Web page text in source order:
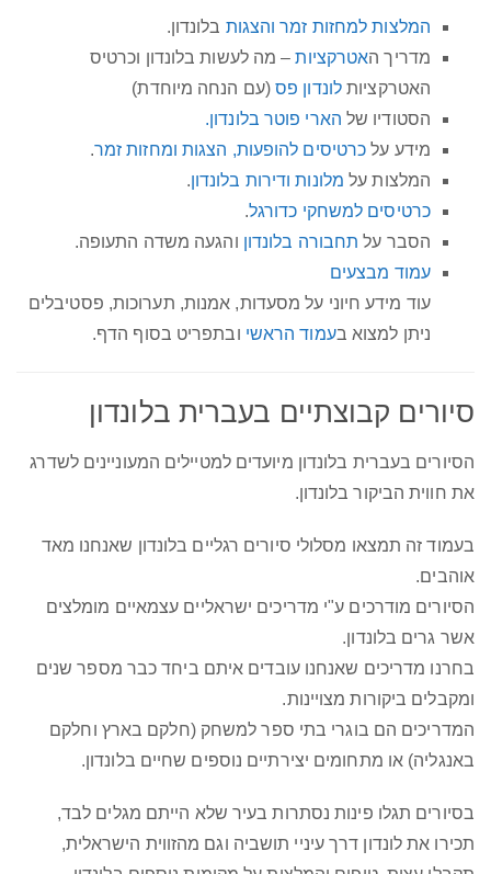
המלצות למחזות זמר והצגות בלונדון.
מדריך האטרקציות– מה לעשות בלונדון וכרטיס
האטרקציות לונדון פס(עם הנחה מיוחדת)
הסטודיו של הארי פוטר בלונדון.
מידע על כרטיסים להופעות, הצגות ומחזות זמר.
המלצות על מלונות ודירות בלונדון.
כרטיסים למשחקי כדורגל.
הסבר על תחבורה בלונדון והגעה משדה התעופה.
עמוד מבצעים
עוד מידע חיוני על מסעדות, אמנות, תערוכות, פסטיבלים
ניתן למצוא בעמוד הראשי ובתפריט בסוף הדף.
סיורים קבוצתיים בעברית בלונדון
הסיורים בעברית בלונדון מיועדים למטיילים המעוניינים לשדרג
את חווית הביקור בלונדון.
בעמוד זה תמצאו מסלולי סיורים רגליים בלונדון שאנחנו מאד
אוהבים.
הסיורים מודרכים ע"י מדריכים ישראליים עצמאיים מומלצים
אשר גרים בלונדון.
בחרנו מדריכים שאנחנו עובדים איתם ביחד כבר מספר שנים
ומקבלים ביקורות מצויינות.
המדריכים הם בוגרי בתי ספר למשחק (חלקם בארץ וחלקם
באנגליה) או מתחומים יצירתיים נוספים שחיים בלונדון.
בסיורים תגלו פינות נסתרות בעיר שלא הייתם מגלים לבד,
תכירו את לונדון דרך עיניי תושביה וגם מהזווית הישראלית,